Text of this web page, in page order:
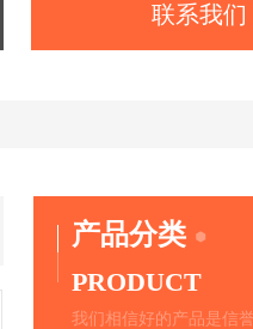
联系我们
产品分类
PRODUCT
我们相信好的产品是信